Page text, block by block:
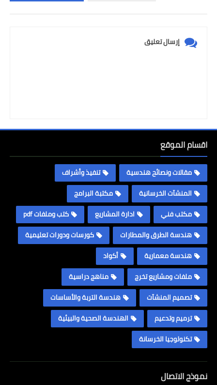
إرسال تعليق
اقسام الموقع
مقالات ونصائح هندسية
تنفيذ وأشراف
المنشآت الخرسانية
مكتبة البرامج
مكتب فني
ادارة المشاريع
كتب وملفات pdf
هندسة الطرق والمطارات
كورسات ودورات تعليمية
هندسة معمارية
أكواد
ملفات ومشاريع تخرج
مناهج دراسية
تصميم المنشآت
هندسة التربة والأساسات
ترميم وتدعيم
الهندسة الصحية والبيئية
تكنولوجيا الخرسانة
نموذج الاتصال